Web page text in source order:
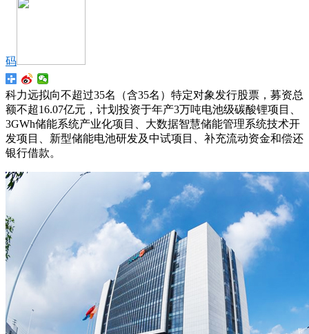
码
科力远拟向不超过35名（含35名）特定对象发行股票，募资总
额不超16.07亿元，计划投资于年产3万吨电池级碳酸锂项目、
3GWh储能系统产业化项目、大数据智慧储能管理系统技术开
发项目、新型储能电池研发及中试项目、补充流动资金和偿还
银行借款。